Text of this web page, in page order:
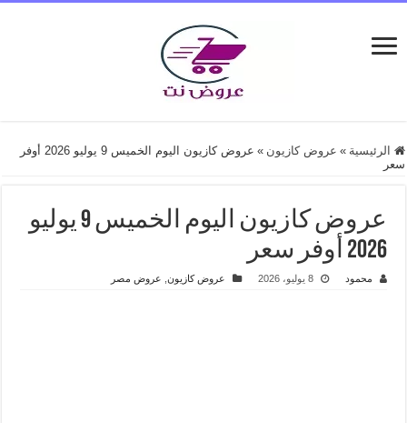
الرئيسية » عروض كازيون »
عروض كازيون اليوم الخميس 9 يوليو 2026 أوفر
سعر
عروض كازيون اليوم الخميس 9 يوليو
2026 أوفر سعر
محمود 8 يوليو، 2026 عروض كازيون, عروض مصر